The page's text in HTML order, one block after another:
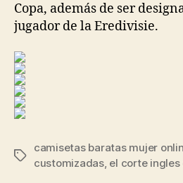
Copa, además de ser
jugador de la Eredivisie.
Etiquetas
camisetas baratas mujer
customizadas, el corte